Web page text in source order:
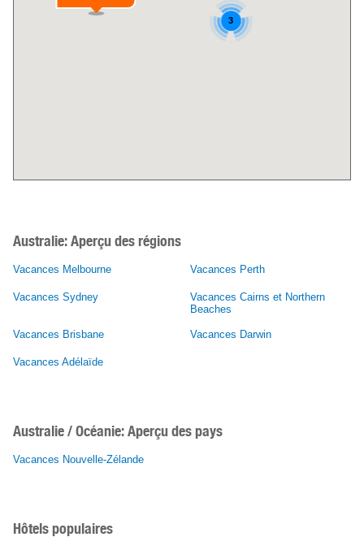
3
Australie:Aperçu des régions
Vacances Melbourne Vacances Perth
Vacances Sydney
Vacances Cairns et Northern
Beaches
Vacances Brisbane Vacances Darwin
Vacances Adélaïde
Australie / Océanie: Aperçu des pays
Vacances Nouvelle-Zélande
Hôtels populaires